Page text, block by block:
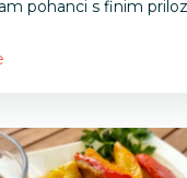
pohanci s finim